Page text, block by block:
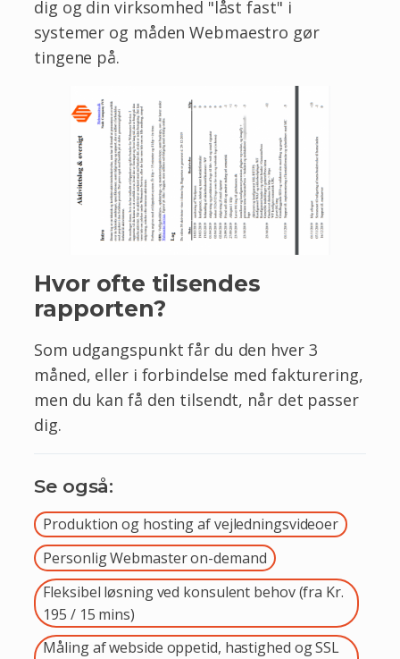
dig og din virksomhed "låst fast" i
systemer og måden Webmaestro gør
tingene på.
Hvor ofte tilsendes
rapporten?
Som udgangspunkt får du den hver 3
måned, eller i forbindelse med fakturering,
men du kan få den tilsendt, når det passer
dig.
Se også:
Produktion og hosting af vejledningsvideoer
Personlig Webmaster on-demand
Fleksibel løsning ved konsulent behov (fra Kr.
195 / 15 mins)
Måling af webside oppetid, hastighed og SSL